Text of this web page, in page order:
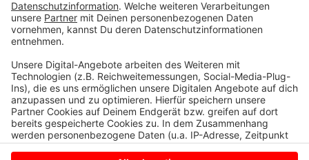
Anzeige
Anzeige